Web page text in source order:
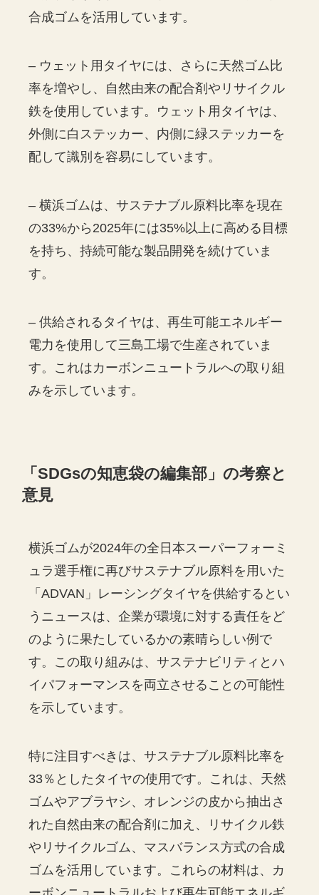
合成ゴムを活用しています。
– ウェット用タイヤには、さらに天然ゴム比
率を増やし、自然由来の配合剤やリサイクル
鉄を使用しています。ウェット用タイヤは、
外側に白ステッカー、内側に緑ステッカーを
配して識別を容易にしています。
– 横浜ゴムは、サステナブル原料比率を現在
の33%から2025年には35%以上に高める目標
を持ち、持続可能な製品開発を続けていま
す。
– 供給されるタイヤは、再生可能エネルギー
電力を使用して三島工場で生産されていま
す。これはカーボンニュートラルへの取り組
みを示しています。
「SDGsの知恵袋の編集部」の考察と
意見
横浜ゴムが2024年の全日本スーパーフォーミ
ュラ選手権に再びサステナブル原料を用いた
「ADVAN」レーシングタイヤを供給するとい
うニュースは、企業が環境に対する責任をど
のように果たしているかの素晴らしい例で
す。この取り組みは、サステナビリティとハ
イパフォーマンスを両立させることの可能性
を示しています。
特に注目すべきは、サステナブル原料比率を
33％としたタイヤの使用です。これは、天然
ゴムやアブラヤシ、オレンジの皮から抽出さ
れた自然由来の配合剤に加え、リサイクル鉄
やリサイクルゴム、マスバランス方式の合成
ゴムを活用しています。これらの材料は、カ